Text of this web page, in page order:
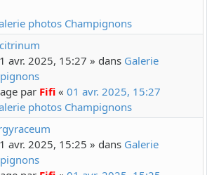
photos Champignons
avr. 2025, 15:27 » dans Galerie
par Fifi « 01 avr. 2025, 15:27
photos Champignons
avr. 2025, 15:25 » dans Galerie